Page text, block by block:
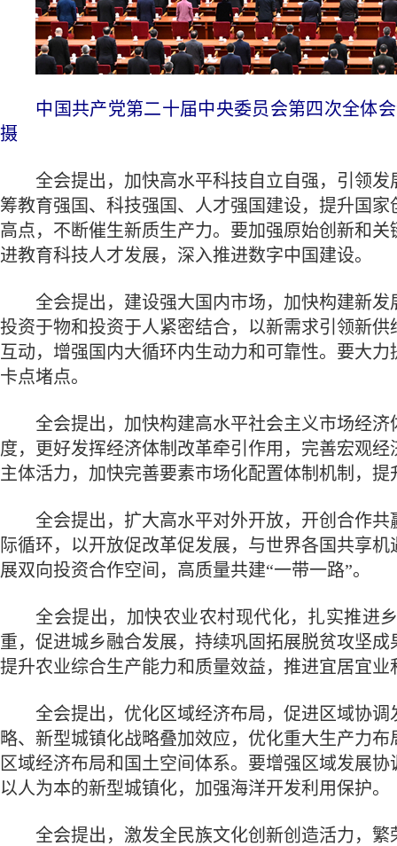
中国共产党第二十届中央委员会第四次全体会
摄
全会提出，加快高水平科技自立自强，引领发
筹教育强国、科技强国、人才强国建设，提升国
高点，不断催生新质生产力。要加强原始创新和
进教育科技人才发展，深入推进数字中国建设。
全会提出，建设强大国内市场，加快构建新发
投资于物和投资于人紧密结合，以新需求引领新
互动，增强国内大循环内生动力和可靠性。要大
卡点堵点。
全会提出，加快构建高水平社会主义市场经济
度，更好发挥经济体制改革牵引作用，完善宏观
主体活力，加快完善要素市场化配置体制机制，
全会提出，扩大高水平对外开放，开创合作共
际循环，以开放促改革促发展，与世界各国共享
展双向投资合作空间，高质量共建“一带一路”。
全会提出，加快农业农村现代化，扎实推进乡
重，促进城乡融合发展，持续巩固拓展脱贫攻坚
提升农业综合生产能力和质量效益，推进宜居宜
全会提出，优化区域经济布局，促进区域协调
略、新型城镇化战略叠加效应，优化重大生产力
区域经济布局和国土空间体系。要增强区域发展
以人为本的新型城镇化，加强海洋开发利用保护。
全会提出，激发全民族文化创新创造活力，繁